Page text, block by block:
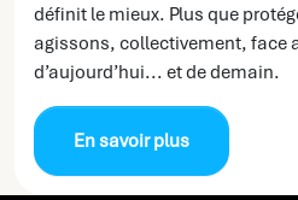
définit le mieux. Plus que
agissons, collectivement, face
d’aujourd’hui... et de demain.
En savoir plus